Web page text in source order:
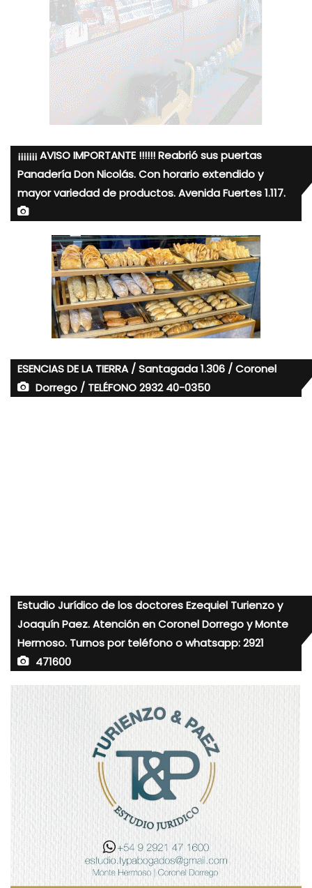
¡¡¡¡¡¡¡ AVISO IMPORTANTE !!!!!! Reabrió sus puertas
Panadería Don Nicolás. Con horario extendido y
mayor variedad de productos. Avenida Fuertes 1.117.
ESENCIAS DE LA TIERRA / Santagada 1.306 / Coronel
Dorrego / TELÉFONO 2932 40-0350
Estudio Jurídico de los doctores Ezequiel Turienzo y
Joaquín Paez. Atención en Coronel Dorrego y Monte
Hermoso. Turnos por teléfono o whatsapp: 2921
471600